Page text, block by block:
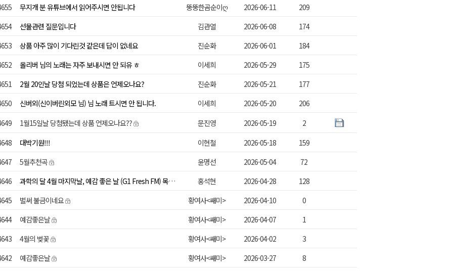
무지개 분 유튜브에서 읽어주시면 안됩니다 뚱뚱한곰순이ღ 2026-06-11
209
선물관련 질문입니다 김관열 2026-06-08
174
상품 아주 많이 기다린것 같은데 답이 없네요 진순화 2026-06-01
184
올리버 님의 노래는 자주 보내시면 안 되유 ㅎ 이세희 2026-05-29
175
2월 20인날 당첨 되었는데 상품은 언제오나요? 진순화 2026-05-21
177
신버외(신이버린외모 님) 님 노래 트시면 안 됩니다. 이세희 2026-05-20
206
1월15일날 당첨됐는데 상품 언제오나요?? 문진영 2026-05-19
2
대박기원!!! 이현철 2026-05-18
159
5월추천곡 윤명선 2026-05-04
72
과학의 달 4월 마지막날, 예감 좋은 날 (G1 Fresh FM) 목요일 신청곡 홍석현 2026-04-28
128
벌써 불금이네요 황여사<쌔미> 2026-04-10
0
예감좋은날 황여사<쌔미> 2026-04-07
1
4월의 벚꽃 황여사<쌔미> 2026-04-02
3
예감좋은날 황여사<쌔미> 2026-03-27 8